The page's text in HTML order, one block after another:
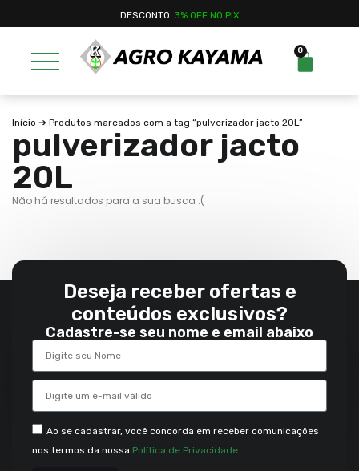
DESCONTO 3% OFF NO PIX
0
Início ➔ Produtos marcados com a tag “pulverizador jacto 20L”
pulverizador jacto
20L
Não há resultados para a sua busca :(
Deseja receber ofertas e
conteúdos exclusivos?
Cadastre-se seu nome e email abaixo
Ao se cadastrar, você concorda em receber comunicações
nos termos da nossa Política de Privacidade